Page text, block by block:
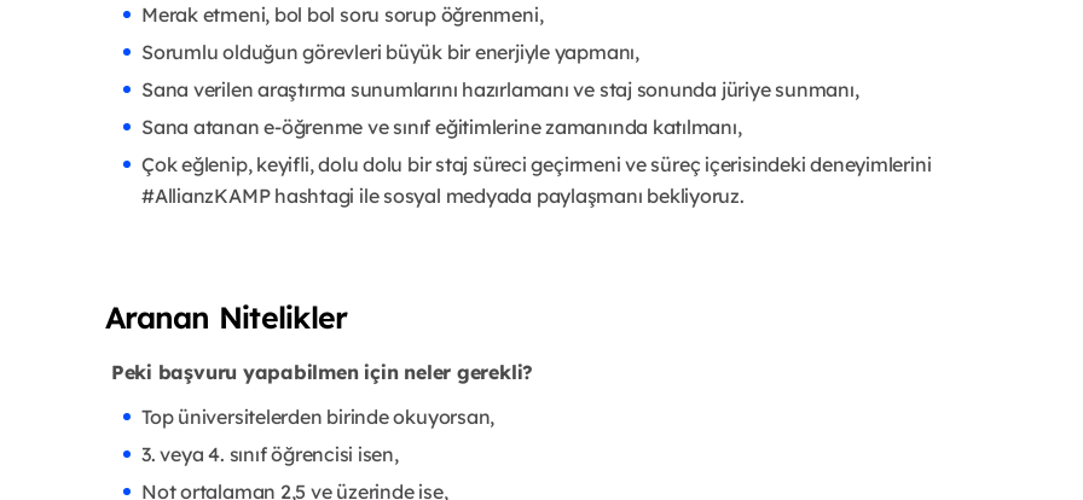
Merak etmeni, bol bol soru sorup öğrenmeni,
Sorumlu olduğun görevleri büyük bir enerjiyle yapmanı,
Sana verilen araştırma sunumlarını hazırlamanı ve staj sonunda jüriye sunmanı,
Sana atanan e-öğrenme ve sınıf eğitimlerine zamanında katılmanı,
Çok eğlenip, keyifli, dolu dolu bir staj süreci geçirmeni ve süreç içerisindeki deneyimlerini
#AllianzKAMP hashtagi ile sosyal medyada paylaşmanı bekliyoruz.
Aranan Nitelikler
Peki başvuru yapabilmen için neler gerekli?
Top üniversitelerden birinde okuyorsan,
3. veya 4. sınıf öğrencisi isen,
Not ortalaman 2,5 ve üzerinde ise,